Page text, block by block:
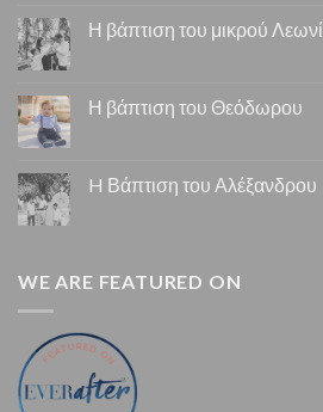
Η βάπτιση του μικρού
Η βάπτιση του Θεόδωρου
H Βάπτιση του Αλέξανδρου
WE ARE FEATURED ON